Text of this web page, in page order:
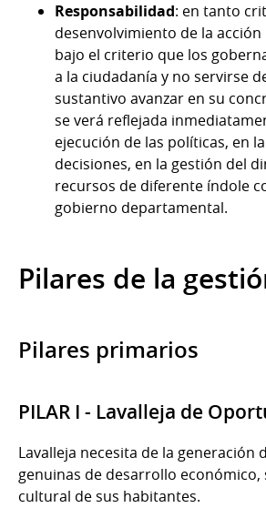
Responsabilidad: en tanto
desenvolvimiento de la
bajo el criterio que los
a la ciudadanía y no servirse
sustantivo avanzar en su
se verá reflejada
ejecución de las políticas, en
decisiones, en la gestión del
recursos de diferente índole
gobierno departamental.
Pilares de la
Pilares primarios
PILAR I - Lavalleja de
Lavalleja necesita de la generación
genuinas de desarrollo económico,
cultural de sus habitantes.